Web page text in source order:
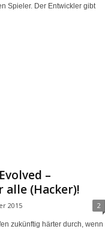
Spieler. Der Entwickler gibt
–
alle (Hacker)!
2015 2
zukünftig härter durch, wenn